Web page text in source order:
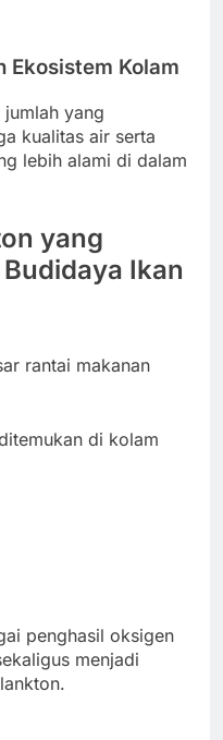
Ekosistem Kolam
yang
kualitas air serta
lebih alami di dalam
yang
Ikan
rantai makanan
di kolam
penghasil oksigen
menjadi